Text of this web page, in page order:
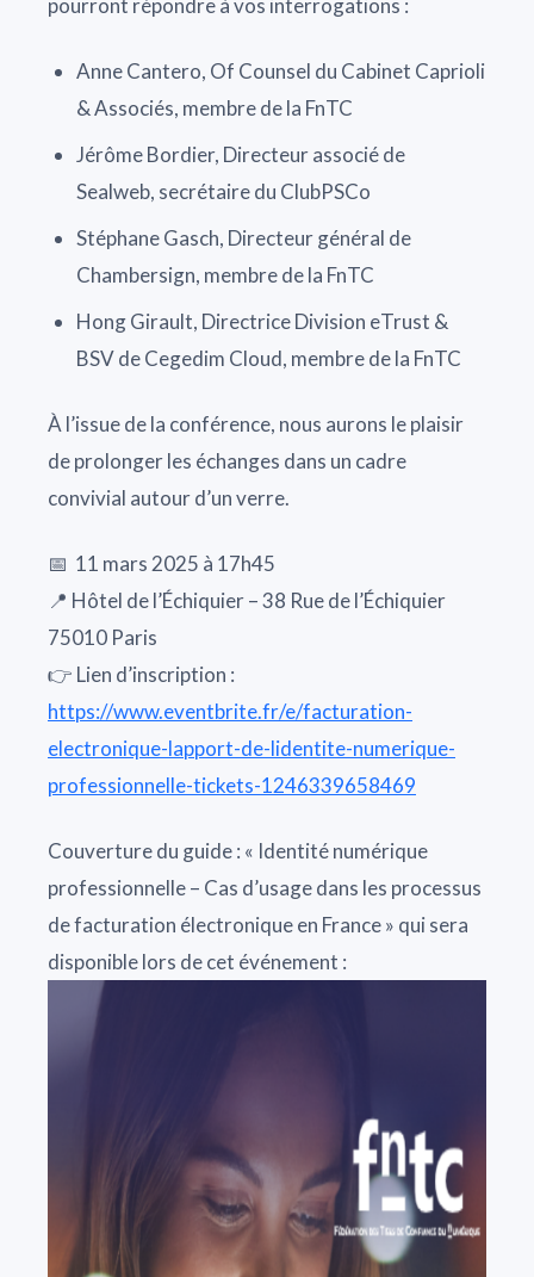
pourront répondre à vos interrogations :
Anne Cantero, Of Counsel du Cabinet Caprioli
& Associés, membre de la FnTC
Jérôme Bordier, Directeur associé de
Sealweb, secrétaire du ClubPSCo
Stéphane Gasch, Directeur général de
Chambersign, membre de la FnTC
Hong Girault, Directrice Division eTrust &
BSV de Cegedim Cloud, membre de la FnTC
À l’issue de la conférence, nous aurons le plaisir
de prolonger les échanges dans un cadre
convivial autour d’un verre.
📅 11 mars 2025 à 17h45
📍 Hôtel de l’Échiquier – 38 Rue de l’Échiquier
75010 Paris
👉 Lien d’inscription :
https://www.eventbrite.fr/e/facturation-
electronique-lapport-de-lidentite-numerique-
professionnelle-tickets-1246339658469
Couverture du guide : « Identité numérique
professionnelle – Cas d’usage dans les processus
de facturation électronique en France » qui sera
disponible lors de cet événement :